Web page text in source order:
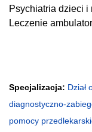
Psychiatria dzieci i
Leczenie
Specjalizacja: Dział
diagnostyczno-
pomocy